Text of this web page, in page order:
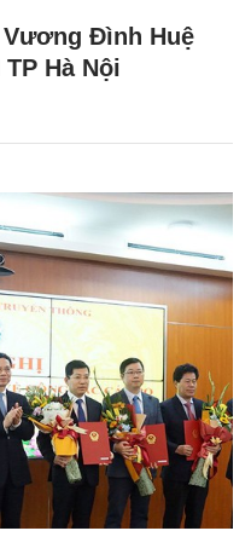
Đình Huệ
Hà Nội